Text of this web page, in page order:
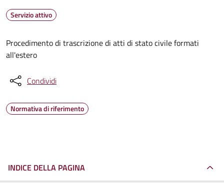
Servizio attivo
Procedimento di trascrizione di atti di stato civile formati
all'estero
Condividi
Normativa di riferimento
INDICE DELLA PAGINA